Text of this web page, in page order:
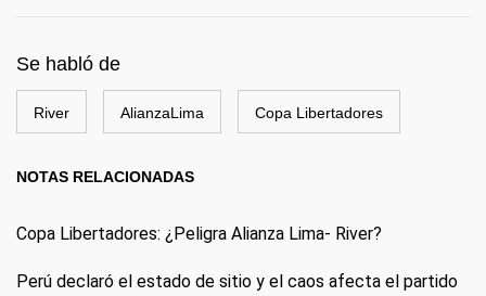
Se habló de
River AlianzaLima Copa Libertadores
NOTAS RELACIONADAS
Copa Libertadores: ¿Peligra Alianza Lima- River?
Perú declaró el estado de sitio y el caos afecta el partido